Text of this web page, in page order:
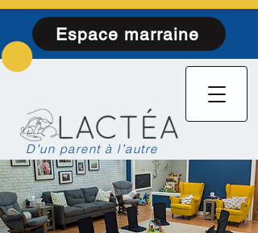
D’un parent à l’autre
Espace marraine